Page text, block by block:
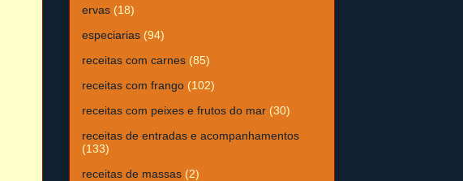
ervas (18)
especiarias (94)
receitas com carnes (85)
receitas com frango (102)
receitas com peixes e frutos do mar (30)
receitas de entradas e acompanhamentos
(133)
receitas de massas (2)